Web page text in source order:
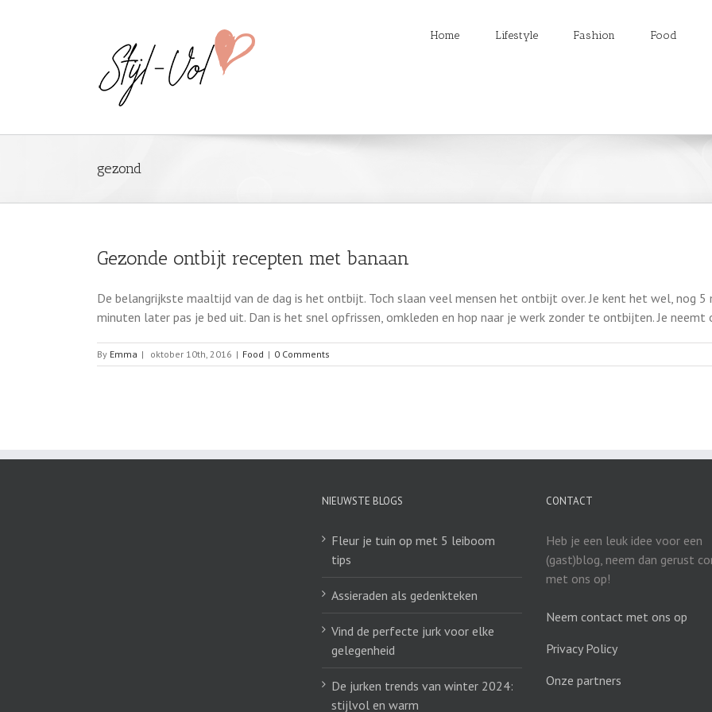
Home Lifestyle Fashion Food
gezond
Gezonde ontbijt recepten met banaan
De belangrijkste maaltijd van de dag is het ontbijt. Toch slaan veel mensen het ontbijt over. Je kent het wel, nog
minuten later pas je bed uit. Dan is het snel opfrissen, omkleden en hop naar je werk zonder te ontbijten. Je neemt
By Emma | oktober 10th, 2016 | Food | 0 Comments
NIEUWSTE BLOGS
Fleur je tuin op met 5 leiboom
tips
Assieraden als gedenkteken
Vind de perfecte jurk voor elke
gelegenheid
De jurken trends van winter 2024:
stijlvol en warm
CONTACT
Heb je een leuk idee voor een
(gast)blog, neem dan gerust
met ons op!
Neem contact met ons op
Privacy Policy
Onze partners